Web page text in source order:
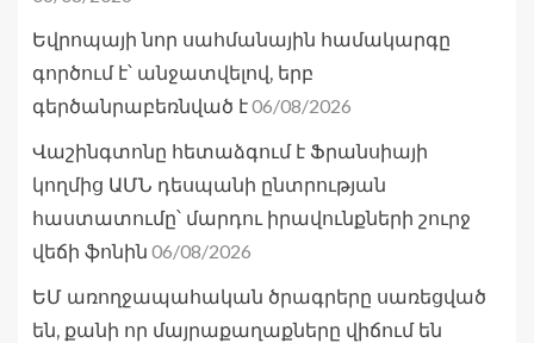
Եվրոպայի նոր սահմանային համակարգը
գործում է՝ անջատվելով, երբ
գերծանրաբեռնված է06/08/2026
Վաշինգտոնը հետաձգում է Ֆրանսիայի
կողմից ԱՄՆ դեսպանի ընտրության
հաստատումը՝ մարդու իրավունքների շուրջ
վեճի ֆոնին 06/08/2026
ԵՄ առողջապահական ծրագրերը սառեցված
են, քանի որ մայրաքաղաքները վիճում են